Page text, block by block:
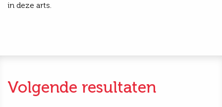
in deze arts.
Volgende resultaten